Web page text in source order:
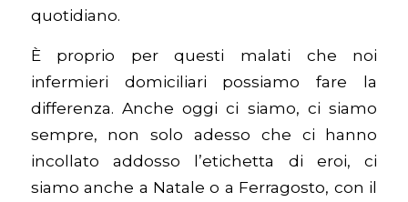
quotidiano.
È proprio per questi malati che noi
infermieri domiciliari possiamo fare la
differenza. Anche oggi ci siamo, ci siamo
sempre, non solo adesso che ci hanno
incollato addosso l’etichetta di eroi, ci
siamo anche a Natale o a Ferragosto, con il